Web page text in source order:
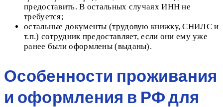
предоставить. В остальных случаях ИНН не
требуется;
остальные документы (трудовую книжку, СНИЛС и
т.п.) сотрудник предоставляет, если они ему уже
ранее были оформлены (выданы).
Особенности проживания
и оформления в РФ для